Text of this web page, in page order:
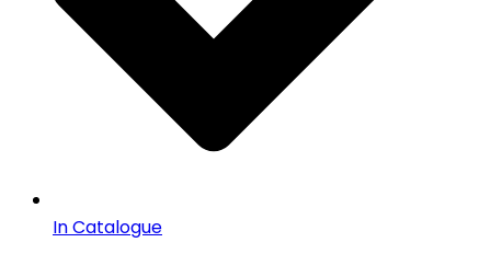
In Catalogue